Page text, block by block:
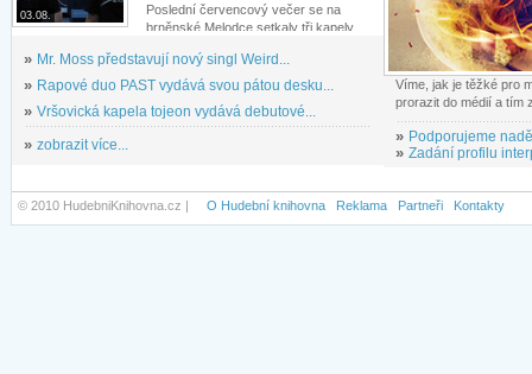
03.08.
Poslední červencový večer se na
brněnské Melodce setkaly tři kapely...
» Mr. Moss představují nový singl Weird...
» Rapové duo PAST vydává svou pátou desku...
» Vršovická kapela tojeon vydává debutové...
» zobrazit více...
Víme, jak je těžké pro
prorazit do médií a tím
» Podporujeme
» Zadání profilu
© 2010 HudebniKnihovna.cz | O Hudební knihovna Reklama Partneři Kontakty